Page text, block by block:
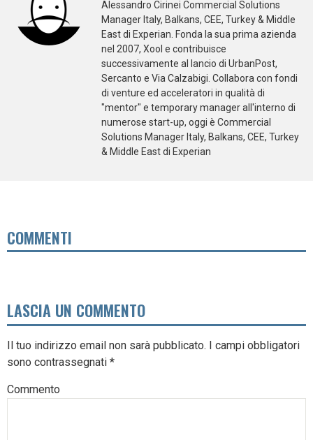
Alessandro Cirinei Commercial Solutions
Manager Italy, Balkans, CEE, Turkey & Middle
East di Experian. Fonda la sua prima azienda
nel 2007, Xool e contribuisce
successivamente al lancio di UrbanPost,
Sercanto e Via Calzabigi. Collabora con fondi
di venture ed acceleratori in qualità di
"mentor" e temporary manager all'interno di
numerose start-up, oggi è Commercial
Solutions Manager Italy, Balkans, CEE, Turkey
& Middle East di Experian
COMMENTI
LASCIA UN COMMENTO
Il tuo indirizzo email non sarà pubblicato. I campi obbligatori
sono contrassegnati *
Commento